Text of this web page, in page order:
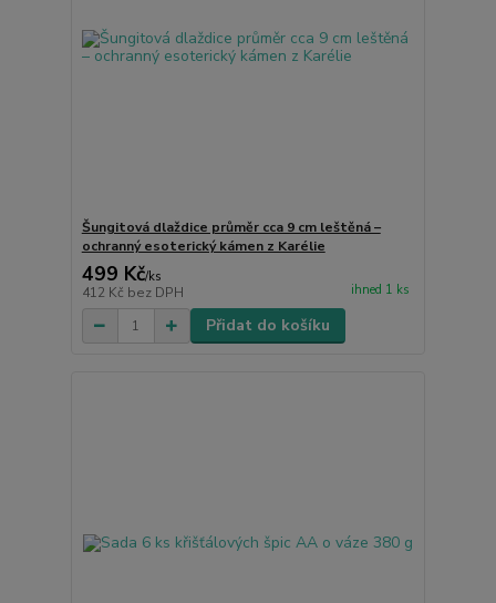
Šungitová dlaždice průměr cca 9 cm leštěná –
ochranný esoterický kámen z Karélie
499 Kč/ks
412 Kč bez DPH ihned 1 ks
Přidat do košíku